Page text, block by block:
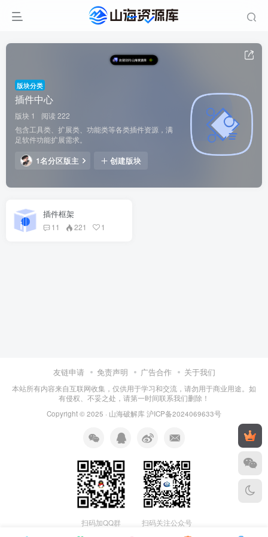
版块分类
插件中心
版块 1
阅读 222
包含工具类、扩展类、功能类等各类插件资源，满
足软件功能扩展需求。
1名分区版主 创建版块
插件框架
11 221 1
友链申请 免责声明 广告合作 关于我们
本站所有内容来自互联网收集，仅供用于学习和交流，请勿用于商业用途。如
有侵权、不妥之处，请第一时间联系我们删除！
Copyright © 2025 · 山海破解库沪ICP备2024069633号
扫码加QQ群 扫码关注公众号